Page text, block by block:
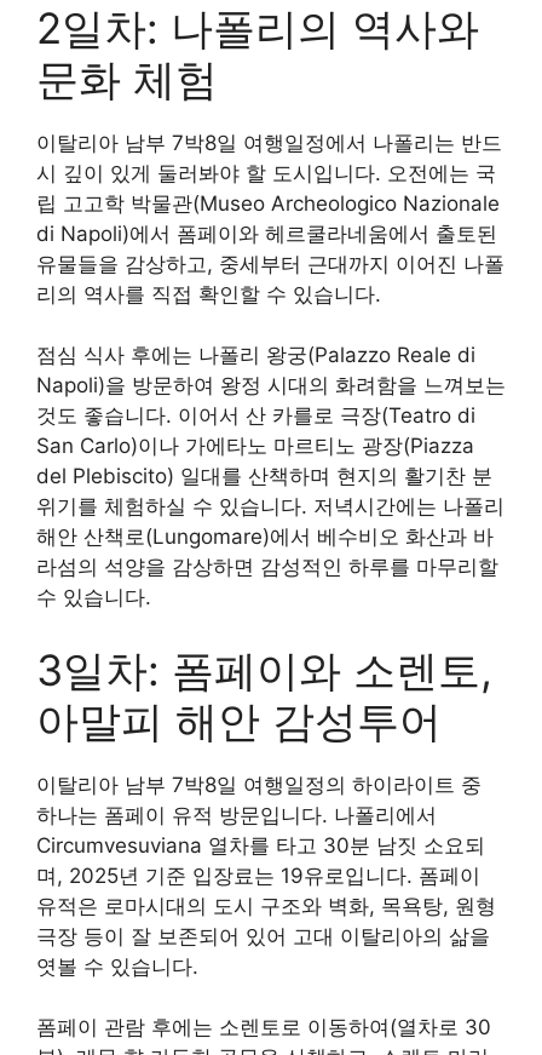
2일차: 나폴리의 역사와
문화 체험
이탈리아 남부 7박8일 여행일정에서 나폴리는 반드
시 깊이 있게 둘러봐야 할 도시입니다. 오전에는 국
립 고고학 박물관(Museo Archeologico Nazionale
di Napoli)에서 폼페이와 헤르쿨라네움에서 출토된
유물들을 감상하고, 중세부터 근대까지 이어진 나폴
리의 역사를 직접 확인할 수 있습니다.
점심 식사 후에는 나폴리 왕궁(Palazzo Reale di
Napoli)을 방문하여 왕정 시대의 화려함을 느껴보는
것도 좋습니다. 이어서 산 카를로 극장(Teatro di
San Carlo)이나 가에타노 마르티노 광장(Piazza
del Plebiscito) 일대를 산책하며 현지의 활기찬 분
위기를 체험하실 수 있습니다. 저녁시간에는 나폴리
해안 산책로(Lungomare)에서 베수비오 화산과 바
라섬의 석양을 감상하면 감성적인 하루를 마무리할
수 있습니다.
3일차: 폼페이와 소렌토,
아말피 해안 감성투어
이탈리아 남부 7박8일 여행일정의 하이라이트 중
하나는 폼페이 유적 방문입니다. 나폴리에서
Circumvesuviana 열차를 타고 30분 남짓 소요되
며, 2025년 기준 입장료는 19유로입니다. 폼페이
유적은 로마시대의 도시 구조와 벽화, 목욕탕, 원형
극장 등이 잘 보존되어 있어 고대 이탈리아의 삶을
엿볼 수 있습니다.
폼페이 관람 후에는 소렌토로 이동하여(열차로 30